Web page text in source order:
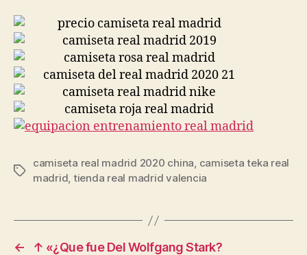
Etiquetas
camiseta real madrid 2020 china, camiseta teka real
madrid, tienda real madrid valencia
←
↑ «¿Que fue Del Wolfgang Stark?